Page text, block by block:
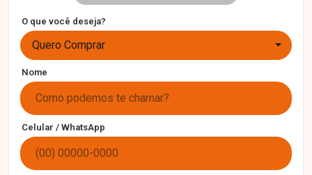
O que você deseja?
Quero Comprar
Nome
Celular / WhatsApp